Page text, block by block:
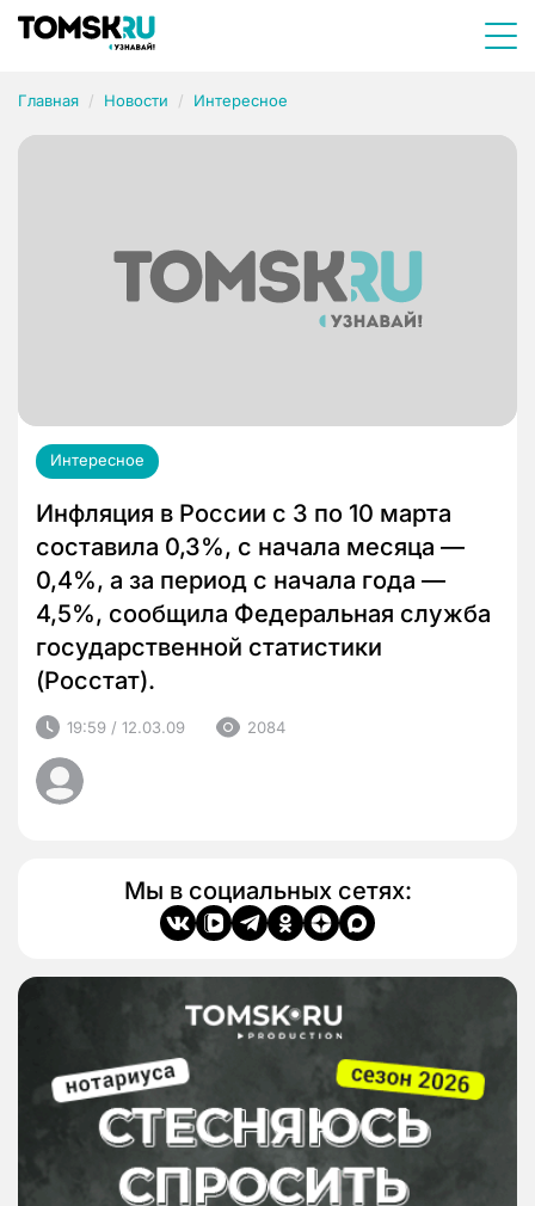
Главная Новости Интересное
Интересное
Инфляция в России с 3 по 10 марта
составила 0,3%, с начала месяца —
0,4%, а за период с начала года —
4,5%, сообщила Федеральная служба
государственной статистики
(Росстат).
19:59 / 12.03.09 2084
Мы в социальных сетях: